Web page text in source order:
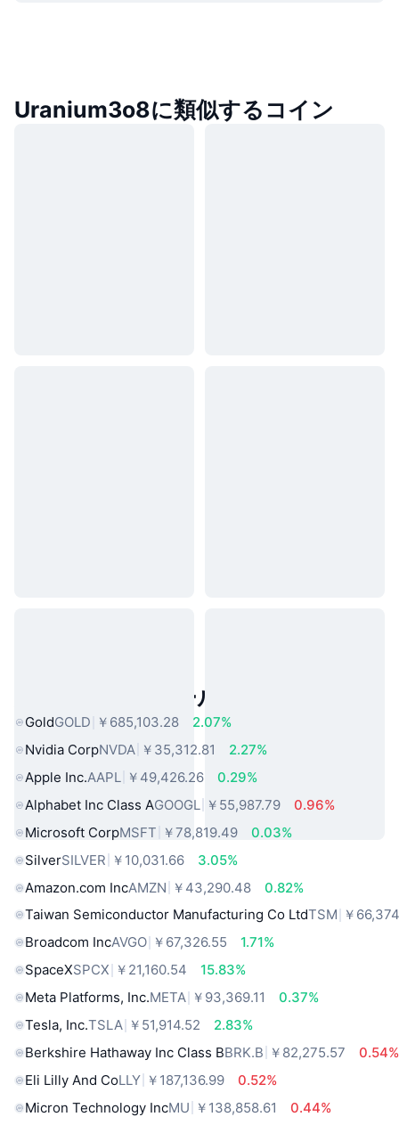
Uranium3o8に類似するコイン
人気のリアルワールドアセット
GoldGOLD ￥685,103.28
2.07%
Nvidia CorpNVDA ￥35,312.81
2.27%
Apple Inc.AAPL ￥49,426.26
0.29%
Alphabet Inc Class AGOOGL ￥55,987.79
0.96%
Microsoft CorpMSFT ￥78,819.49
0.03%
SilverSILVER ￥10,031.66
3.05%
Amazon.com IncAMZN ￥43,290.48
0.82%
Taiwan Semiconductor Manufacturing Co LtdTSM ￥
Broadcom IncAVGO ￥67,326.55
1.71%
SpaceXSPCX ￥21,160.54
15.83%
Meta Platforms, Inc.META ￥93,369.11
0.37%
Tesla, Inc.TSLA ￥51,914.52
2.83%
Berkshire Hathaway Inc Class BBRK.B ￥82,275.57
0.54%
Eli Lilly And CoLLY ￥187,136.99
0.52%
Micron Technology IncMU ￥138,858.61
0.44%